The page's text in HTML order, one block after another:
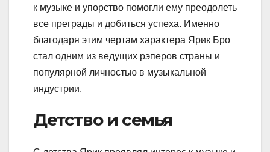
к музыке и упорство помогли ему преодолеть
все преграды и добиться успеха. Именно
благодаря этим чертам характера Ярик Бро
стал одним из ведущих рэперов страны и
популярной личностью в музыкальной
индустрии.
Детство и семья